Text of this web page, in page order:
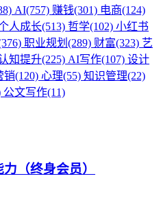
AI(757) 赚钱(301) 电商(124)
人成长(513) 哲学(102) 小红书
职业规划(289) 财富(323) 艺
知提升(225) AI写作(107) 设计
销(120) 心理(55) 知识管理(22)
公文写作(11)
（终身会员）